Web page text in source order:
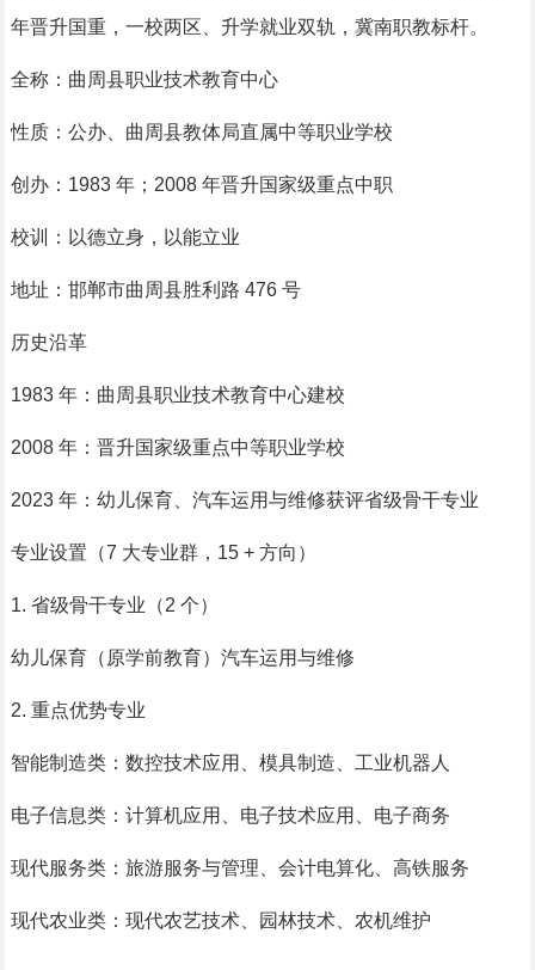
年晋升国重，一校两区、升学就业双轨，冀南职教标杆。
全称：曲周县职业技术教育中心
性质：公办、曲周县教体局直属中等职业学校
创办：1983 年；2008 年晋升国家级重点中职
校训：以德立身，以能立业
地址：邯郸市曲周县胜利路 476 号
历史沿革
1983 年：曲周县职业技术教育中心建校
2008 年：晋升国家级重点中等职业学校
2023 年：幼儿保育、汽车运用与维修获评省级骨干专业
专业设置（7 大专业群，15 + 方向）
1. 省级骨干专业（2 个）
幼儿保育（原学前教育）汽车运用与维修
2. 重点优势专业
智能制造类：数控技术应用、模具制造、工业机器人
电子信息类：计算机应用、电子技术应用、电子商务
现代服务类：旅游服务与管理、会计电算化、高铁服务
现代农业类：现代农艺技术、园林技术、农机维护